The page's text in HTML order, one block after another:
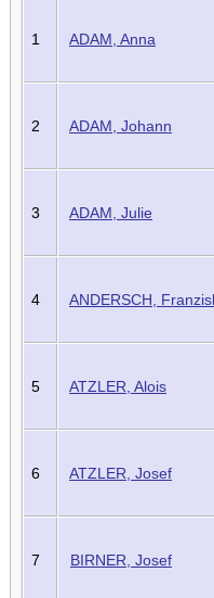
1 ADAM, Anna
2 ADAM, Johann
3 ADAM, Julie
4 ANDERSCH,
5 ATZLER, Alois
6 ATZLER, Josef
7 BIRNER, Josef